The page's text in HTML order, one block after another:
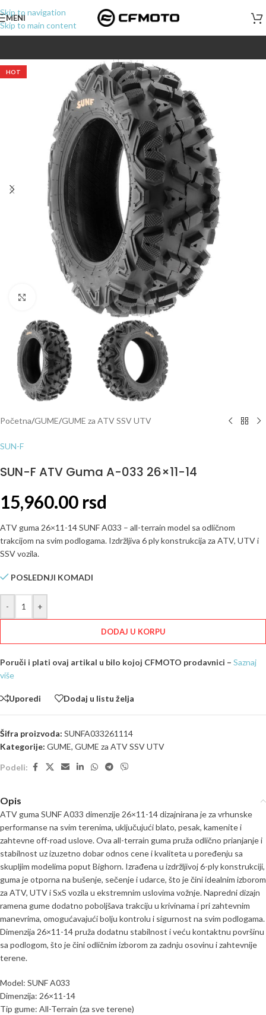
Skip to navigation
Skip to main content
MENI
HOT
Click to enlarge
Početna/GUME/GUME za ATV SSV UTV
SUN-F
SUN-F ATV Guma A-033 26×11-14
15,960.00 rsd
ATV guma 26×11-14 SUNF A033 – all-terrain model sa odličnom
trakcijom na svim podlogama. Izdržljiva 6 ply konstrukcija za ATV, UTV i
SSV vozila.
POSLEDNJI KOMADI
- +
DODAJ U KORPU
Poruči i plati ovaj artikal u bilo kojoj CFMOTO prodavnici – Saznaj
više
Uporedi Dodaj u listu želja
Šifra proizvoda: SUNFA033261114
Kategorije: GUME, GUME za ATV SSV UTV
Podeli:
Opis
ATV guma SUNF A033 dimenzije 26×11-14 dizajnirana je za vrhunske
performanse na svim terenima, uključujući blato, pesak, kamenite i
zahtevne off-road uslove. Ova all-terrain guma pruža odlično prianjanje i
stabilnost uz izuzetno dobar odnos cene i kvaliteta u poređenju sa
skupljim modelima poput Bighorn. Izrađena u izdržljivoj 6-ply konstrukciji,
guma je otporna na bušenje, sečenje i udarce, što je čini idealnim izborom
za ATV, UTV i SxS vozila u ekstremnim uslovima vožnje. Napredni dizajn
ramena gume dodatno poboljšava trakciju u krivinama i pri zahtevnim
manevrima, omogućavajući bolju kontrolu i sigurnost na svim podlogama.
Dimenzija 26×11-14 pruža dodatnu stabilnost i veću kontaktnu površinu
sa podlogom, što je čini odličnim izborom za zadnju osovinu i zahtevnije
terene.
Model: SUNF A033
Dimenzija: 26×11-14
Tip gume: All-Terrain (za sve terene)